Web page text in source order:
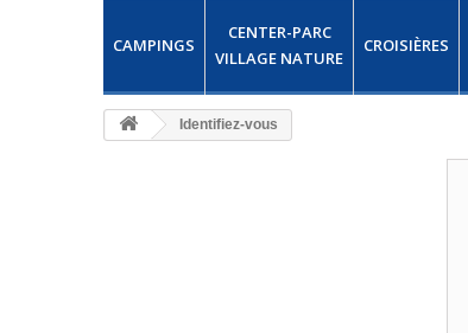
CAMPINGS
CENTER-PARC
VILLAGE NATURE
CROISIÈRES
Identifiez-vous